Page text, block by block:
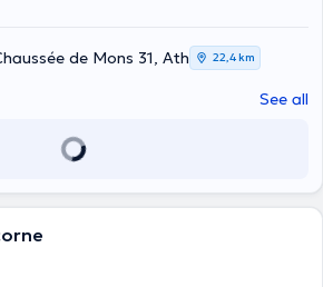
de Mons 31, Ath 22,4 km
See all